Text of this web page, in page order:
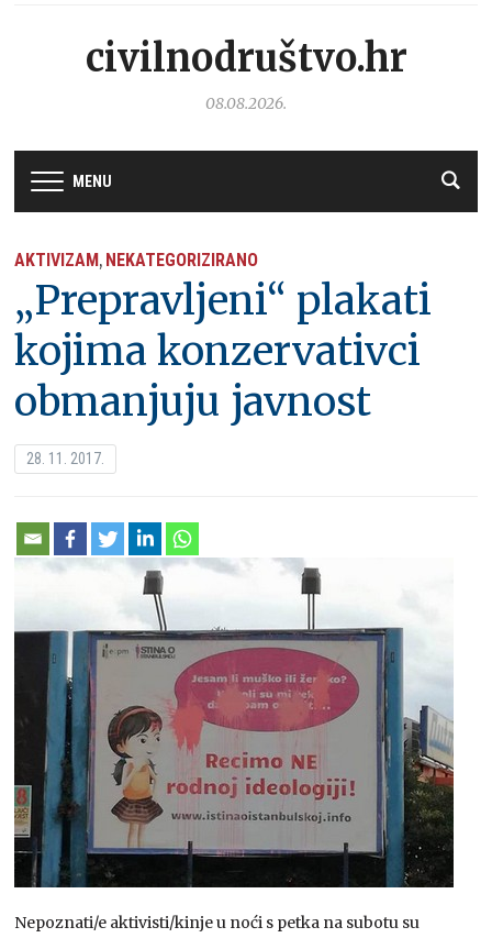
civilnodruštvo.hr
08.08.2026.
MENU
AKTIVIZAM, NEKATEGORIZIRANO
„Prepravljeni“ plakati
kojima konzervativci
obmanjuju javnost
28. 11. 2017.
Nepoznati/e aktivisti/kinje u noći s petka na subotu su